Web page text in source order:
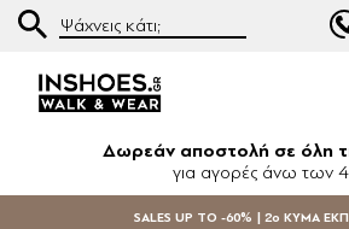
Δωρεάν αποστολή σε όλη
για αγορές άνω των
SALES UP TO -60% | 2ο ΚΥΜΑ